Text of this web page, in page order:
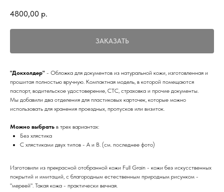
4800,00 р.
ЗАКАЗАТЬ
"Докхолдер" - Обложка для документов из натуральной кожи, изготовленная и
прошитая полностью вручную. Компактная модель, в которой помещаются
паспорт, водительское удостоверение, СТС, страховка и прочие документы.
Мы добавили два отделения для пластиковых карточек, которые можно
использовать для хранения проездных, пропусков или визиток.
Можно выбрать в трех вариантах:
Без хлястика
С хлястиками двух типов - A и B. (см. последнее фото)
Изготовили из прекрасной отобранной кожи Full Grain - кожи без искусственных
покрытий и имитаций, с благородным естественным природным рисунком -
"мереей". Такая кожа - практически вечная.